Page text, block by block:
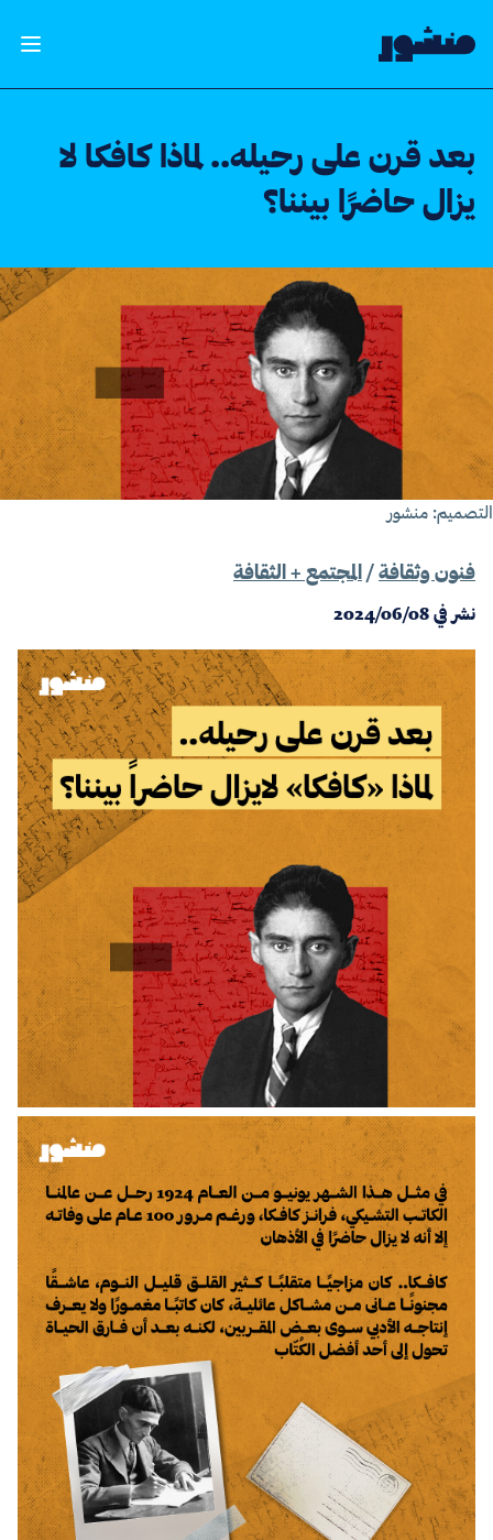
الصفحة الرئيسية
فتح
بعد قرن على رحيله.. لماذا كافكا لا
يزال حاضرًا بيننا؟
منشور
فنون وثقافة/ المجتمع + الثقافة
نشر في2024/06/08